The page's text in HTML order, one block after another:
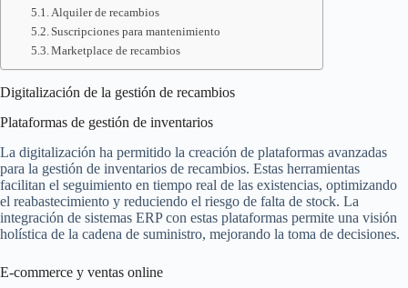
Alquiler de recambios
Suscripciones para mantenimiento
Marketplace de recambios
Digitalización de la gestión de recambios
Plataformas de gestión de inventarios
La digitalización ha permitido la creación de plataformas avanzadas
para la gestión de inventarios de recambios. Estas herramientas
facilitan el seguimiento en tiempo real de las existencias, optimizando
el reabastecimiento y reduciendo el riesgo de falta de stock. La
integración de sistemas ERP con estas plataformas permite una visión
holística de la cadena de suministro, mejorando la toma de decisiones.
E-commerce y ventas online